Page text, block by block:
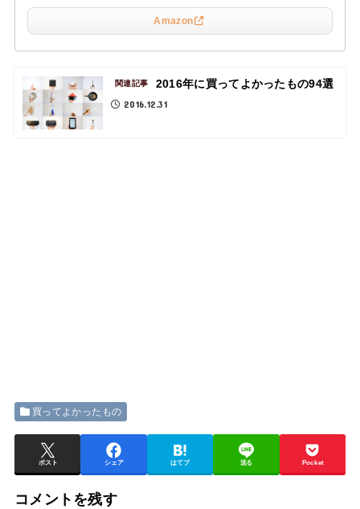
Amazon
関連記事 2016年に買ってよかったもの94選
2016.12.31
買ってよかったもの
ポスト シェア はてブ 送る Pocket
コメントを残す